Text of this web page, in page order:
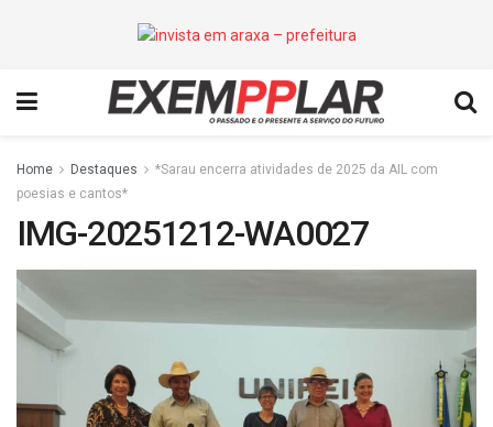
Home Destaques
*Sarau encerra atividades de 2025 da AIL com
poesias e cantos*
IMG-20251212-WA0027